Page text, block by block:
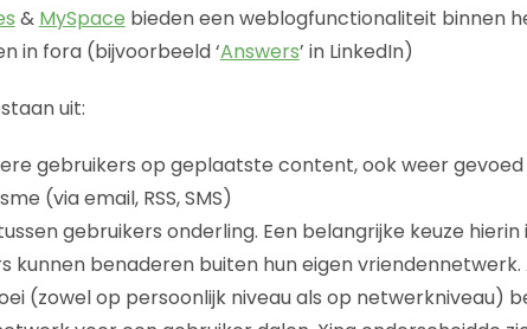
& MySpace bieden een weblogfunctionaliteit binnen
in fora (bijvoorbeeld ‘Answers’ in LinkedIn)
uit:
gebruikers op geplaatste content, ook weer
(via email, RSS, SMS)
gebruikers onderling. Een belangrijke keuze hierin
kunnen benaderen buiten hun eigen vriendennetwerk.
(zowel op persoonlijk niveau als op netwerkniveau)